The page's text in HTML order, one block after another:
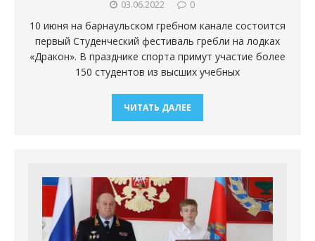
03.06.2022 0
10 июня на барнаульском гребном канале состоится
первый Студенческий фестиваль гребли на лодках
«Дракон». В празднике спорта примут участие более
150 студентов из высших учебных
ЧИТАТЬ ДАЛЕЕ